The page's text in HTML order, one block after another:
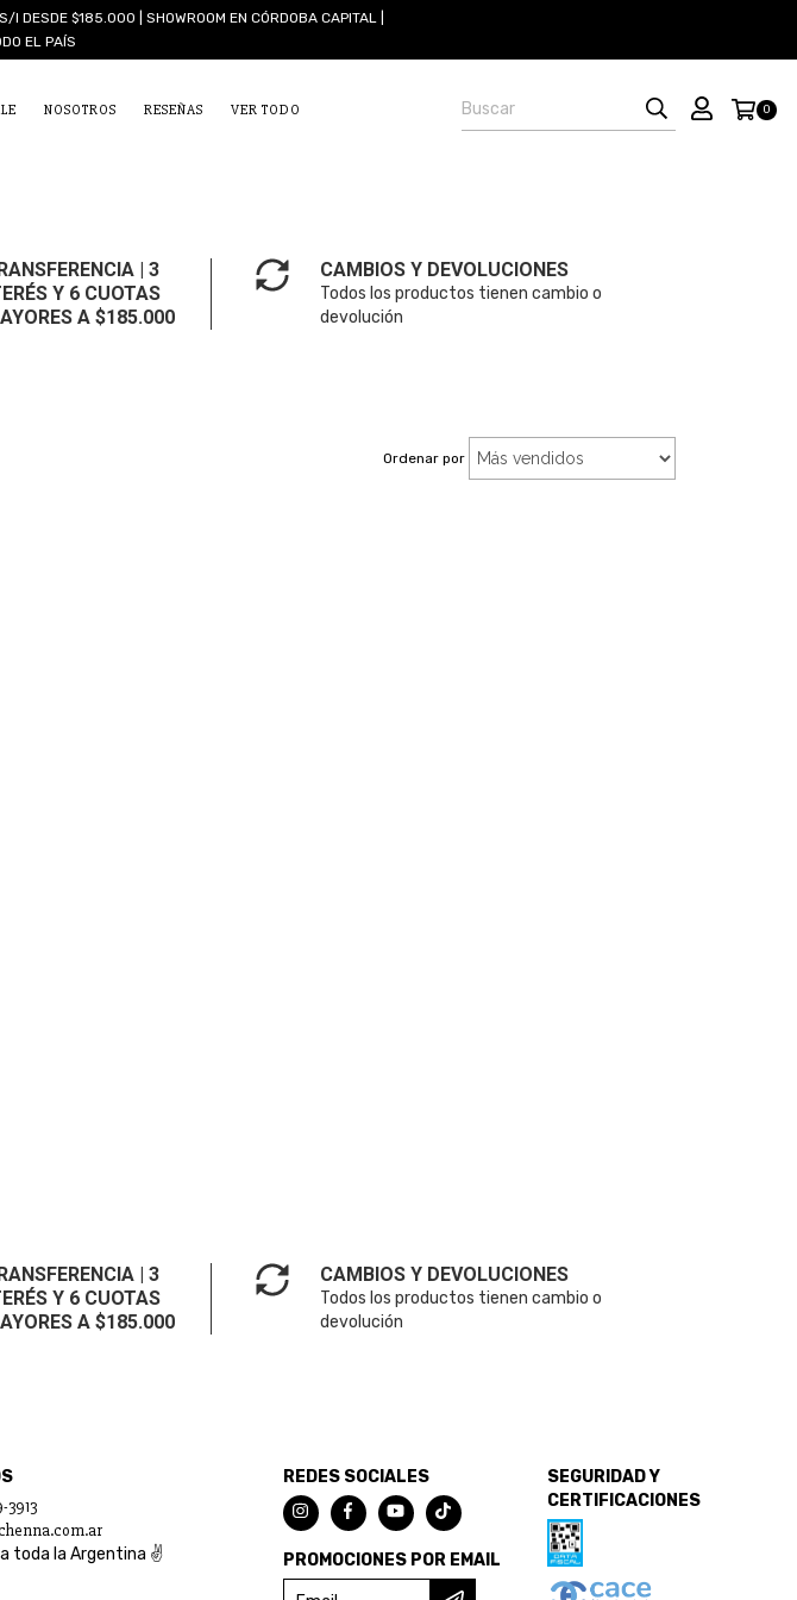
DESDE $185.000 | SHOWROOM EN CÓRDOBA CAPITAL |
EL PAÍS
NOSOTROS RESEÑAS VER TODO 0
| 3
Y 6 CUOTAS
A $185.000
CAMBIOS Y DEVOLUCIONES
Todos los productos tienen cambio o
devolución
Ordenar por
| 3
Y 6 CUOTAS
A $185.000
CAMBIOS Y DEVOLUCIONES
Todos los productos tienen cambio o
devolución
3913
toda la Argentina ✌
REDES SOCIALES
PROMOCIONES POR EMAIL
SEGURIDAD Y
CERTIFICACIONES